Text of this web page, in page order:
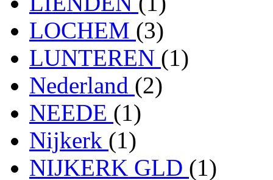
LOCHEM (3)
LUNTEREN (1)
Nederland (2)
NEEDE (1)
Nijkerk (1)
NIJKERK GLD (1)